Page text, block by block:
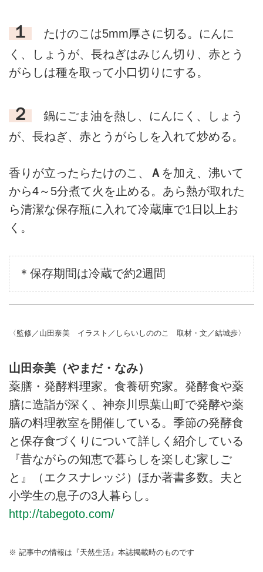
１
たけのこは5mm厚さに切る。にんに
く、しょうが、長ねぎはみじん切り、赤とう
がらしは種を取って小口切りにする。
２
鍋にごま油を熱し、にんにく、しょう
が、長ねぎ、赤とうがらしを入れて炒める。
香りが立ったらたけのこ、 Ａ を加え、沸いて
から4～5分煮て火を止める。あら熱が取れた
ら清潔な保存瓶に入れて冷蔵庫で1日以上お
く。
＊保存期間は冷蔵で約2週間
〈監修／山田奈美 イラスト／しらいしののこ 取材・文／結城歩〉
山田奈美（やまだ・なみ）
薬膳・発酵料理家。食養研究家。発酵食や薬
膳に造詣が深く、神奈川県葉山町で発酵や薬
膳の料理教室を開催している。季節の発酵食
と保存食づくりについて詳しく紹介している
『昔ながらの知恵で暮らしを楽しむ家しご
と』（エクスナレッジ）ほか著書多数。夫と
小学生の息子の3人暮らし。
http://tabegoto.com/
※ 記事中の情報は『天然生活』本誌掲載時のものです